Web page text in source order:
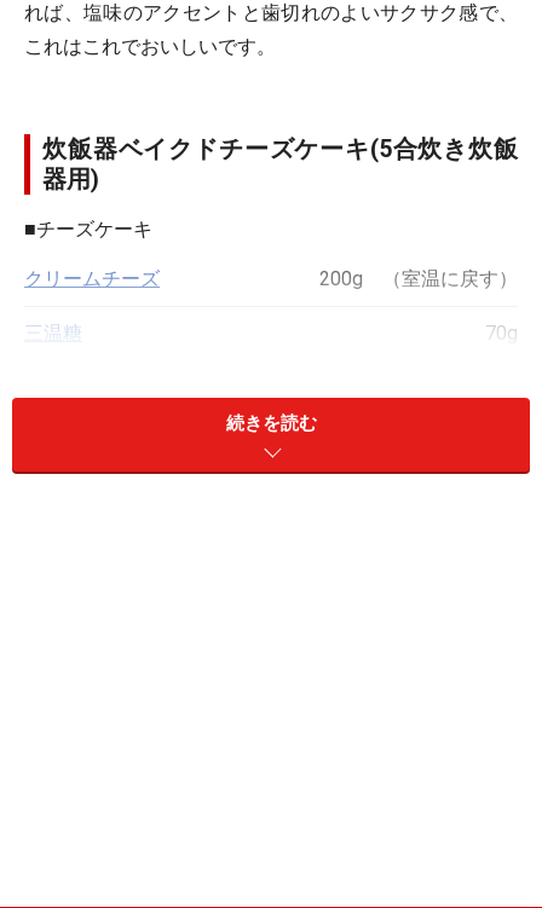
れば、塩味のアクセントと歯切れのよいサクサク感で、
これはこれでおいしいです。
炊飯器ベイクドチーズケーキ(5合炊き炊飯
器用)
■チーズケーキ
クリームチーズ 200g （室温に戻す）
三温糖 70g
続きを読む